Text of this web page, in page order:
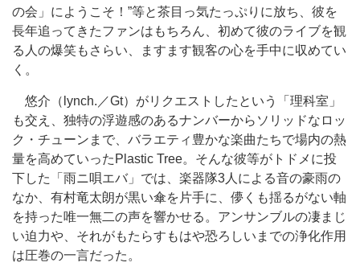
の会」にようこそ！”等と茶目っ気たっぷりに放ち、彼を
長年追ってきたファンはもちろん、初めて彼のライブを観
る人の爆笑もさらい、ますます観客の心を手中に収めてい
く。
悠介（lynch.／Gt）がリクエストしたという「理科室」
も交え、独特の浮遊感のあるナンバーからソリッドなロッ
ク・チューンまで、バラエティ豊かな楽曲たちで場内の熱
量を高めていったPlastic Tree。そんな彼等がトドメに投
下した「雨ニ唄エバ」では、楽器隊3人による音の豪雨の
なか、有村竜太朗が黒い傘を片手に、儚くも揺るがない軸
を持った唯一無二の声を響かせる。アンサンブルの凄まじ
い迫力や、それがもたらすもはや恐ろしいまでの浄化作用
は圧巻の一言だった。